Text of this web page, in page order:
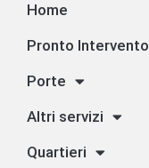
Home
Pronto Intervento
Porte
Altri servizi
Quartieri